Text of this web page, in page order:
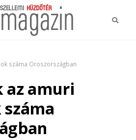
száma Oroszországban
az amuri